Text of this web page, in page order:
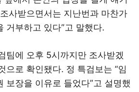
사받으면서는 지난번과 마찬가
거부하고 있다”고 말했다.
팀에 오후 5시까지만 조사받겠
으로 확인됐다. 정 특검보는 “임
보장을 이유로 들었다”고 설명했